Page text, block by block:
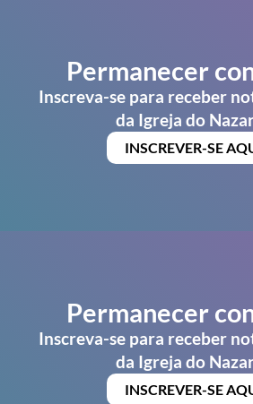
Permanecer
Inscreva-se para receber
da Igreja do
INSCREVER-SE
Permanecer
Inscreva-se para receber
da Igreja do
INSCREVER-SE